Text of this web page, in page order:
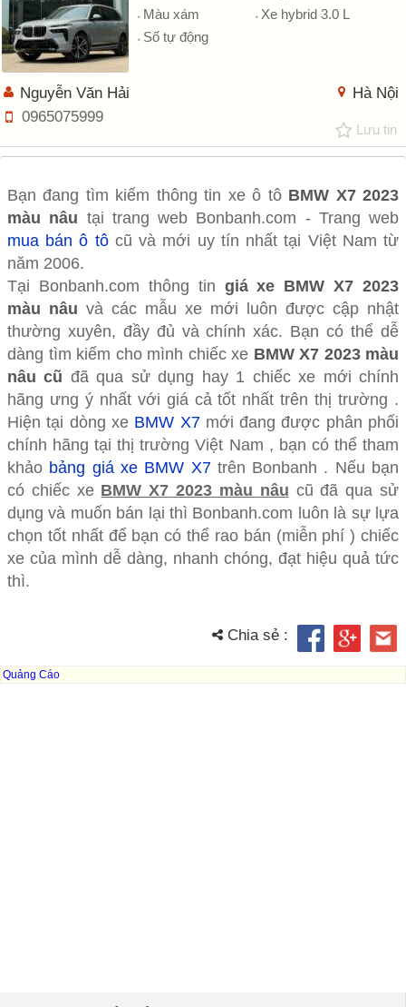
Màu xám
Xe hybrid 3.0 L
Số tự động
Hà Nội
Nguyễn Văn Hải
0965075999
Lưu tin
Bạn đang tìm kiếm thông tin xe ô tô BMW X7 2023
màu nâu tại trang web Bonbanh.com - Trang web
mua bán ô tôcũ và mới uy tín nhất tại Việt Nam từ
năm 2006.
Tại Bonbanh.com thông tin giá xe BMW X7 2023
màu nâu và các mẫu xe mới luôn được cập nhật
thường xuyên, đầy đủ và chính xác. Bạn có thể dễ
dàng tìm kiếm cho mình chiếc xe BMW X7 2023 màu
nâu cũ đã qua sử dụng hay 1 chiếc xe mới chính
hãng ưng ý nhất với giá cả tốt nhất trên thị trường .
Hiện tại dòng xe BMW X7mới đang được phân phối
chính hãng tại thị trường Việt Nam , bạn có thể tham
khảo bảng giá xe BMW X7trên Bonbanh . Nếu bạn
có chiếc xe BMW X7 2023 màu nâu cũ đã qua sử
dụng và muốn bán lại thì Bonbanh.com luôn là sự lựa
chọn tốt nhất để bạn có thể rao bán (miễn phí ) chiếc
xe của mình dễ dàng, nhanh chóng, đạt hiệu quả tức
thì.
Chia sẻ :
Quảng Cáo